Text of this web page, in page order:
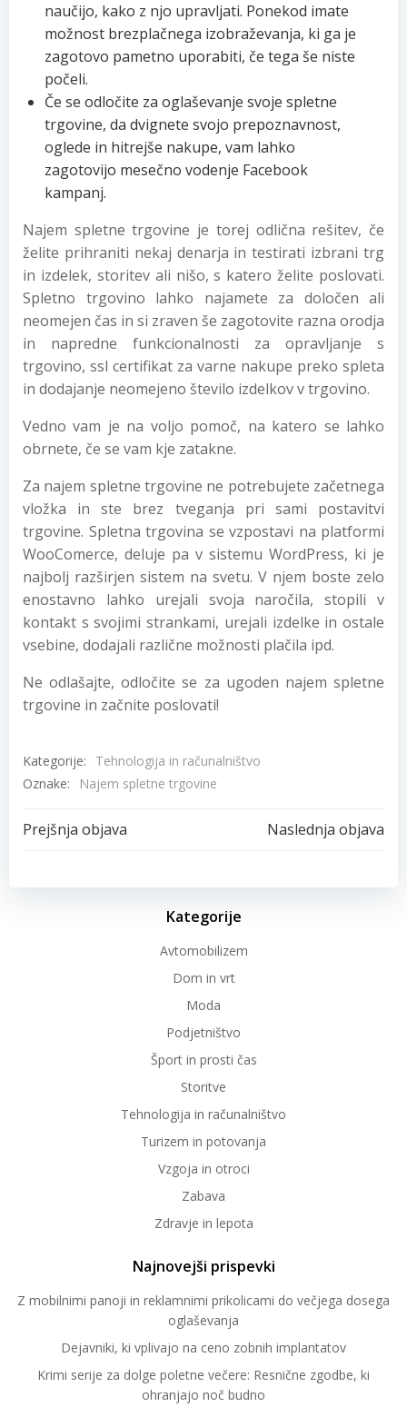
naučijo, kako z njo upravljati. Ponekod imate
možnost brezplačnega izobraževanja, ki ga je
zagotovo pametno uporabiti, če tega še niste
počeli.
Če se odločite za oglaševanje svoje spletne
trgovine, da dvignete svojo prepoznavnost,
oglede in hitrejše nakupe, vam lahko
zagotovijo mesečno vodenje Facebook
kampanj.
Najem spletne trgovine je torej odlična rešitev, če
želite prihraniti nekaj denarja in testirati izbrani trg
in izdelek, storitev ali nišo, s katero želite poslovati.
Spletno trgovino lahko najamete za določen ali
neomejen čas in si zraven še zagotovite razna orodja
in napredne funkcionalnosti za opravljanje s
trgovino, ssl certifikat za varne nakupe preko spleta
in dodajanje neomejeno število izdelkov v trgovino.
Vedno vam je na voljo pomoč, na katero se lahko
obrnete, če se vam kje zatakne.
Za najem spletne trgovine ne potrebujete začetnega
vložka in ste brez tveganja pri sami postavitvi
trgovine. Spletna trgovina se vzpostavi na platformi
WooComerce, deluje pa v sistemu WordPress, ki je
najbolj razširjen sistem na svetu. V njem boste zelo
enostavno lahko urejali svoja naročila, stopili v
kontakt s svojimi strankami, urejali izdelke in ostale
vsebine, dodajali različne možnosti plačila ipd.
Ne odlašajte, odločite se za ugoden najem spletne
trgovine in začnite poslovati!
Kategorije:
Tehnologija in računalništvo
Oznake:
Najem spletne trgovine
Post
navigation
Prejšnja objava
Post
navigation
Naslednja objava
Kategorije
Avtomobilizem
Dom in vrt
Moda
Podjetništvo
Šport in prosti čas
Storitve
Tehnologija in računalništvo
Turizem in potovanja
Vzgoja in otroci
Zabava
Zdravje in lepota
Najnovejši prispevki
Z mobilnimi panoji in reklamnimi prikolicami do večjega dosega
oglaševanja
Dejavniki, ki vplivajo na ceno zobnih implantatov
Krimi serije za dolge poletne večere: Resnične zgodbe, ki
ohranjajo noč budno